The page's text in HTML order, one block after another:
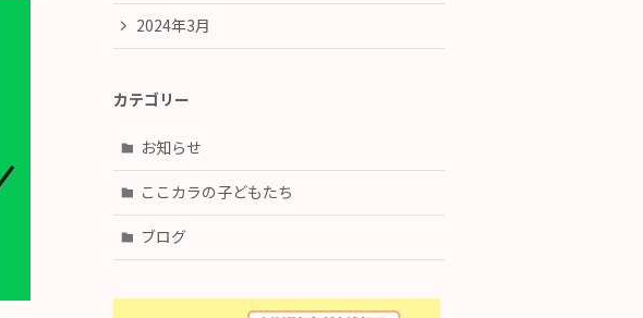
2024年3月
カテゴリー
お知らせ
ここカラの子どもたち
ブログ